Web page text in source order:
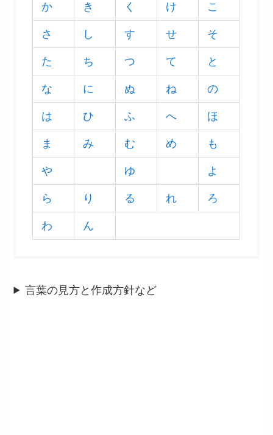
か き く け こ
さ し す せ そ
た ち つ て と
な に ぬ ね の
は ひ ふ へ ほ
ま み む め も
や ゆ よ
ら り る れ ろ
わ ん
言葉の見方と作成方針など